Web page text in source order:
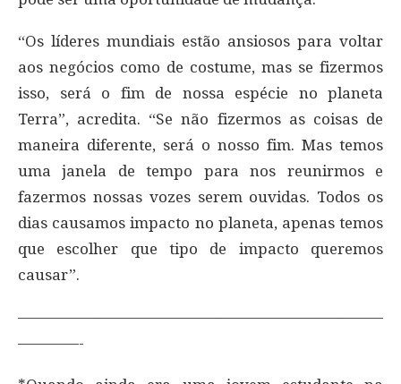
“Os líderes mundiais estão ansiosos para voltar
aos negócios como de costume, mas se fizermos
isso, será o fim de nossa espécie no planeta
Terra”, acredita. “Se não fizermos as coisas de
maneira diferente, será o nosso fim. Mas temos
uma janela de tempo para nos reunirmos e
fazermos nossas vozes serem ouvidas. Todos os
dias causamos impacto no planeta, apenas temos
que escolher que tipo de impacto queremos
causar”.
————————————————————————
————-